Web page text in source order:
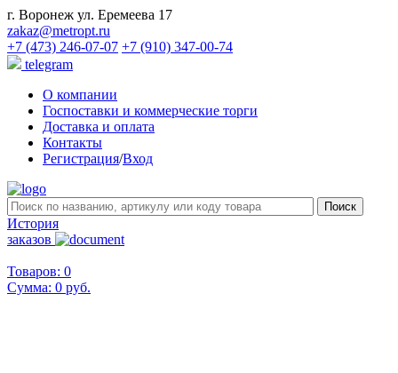
г. Воронеж ул. Еремеева 17
zakaz@metropt.ru
+7 (473) 246-07-07 +7 (910) 347-00-74
telegram
О компании
Госпоставки и коммерческие торги
Доставка и оплата
Контакты
Регистрация/Вход
История
заказов
Товаров: 0
Сумма: 0 руб.